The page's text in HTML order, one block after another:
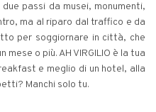
passi da musei, monumenti,
ma al riparo dal traffico e da
per soggiornare in città, che
o più. AH VIRGILIO è la tua
e meglio di un hotel, alla
Manchi solo tu.